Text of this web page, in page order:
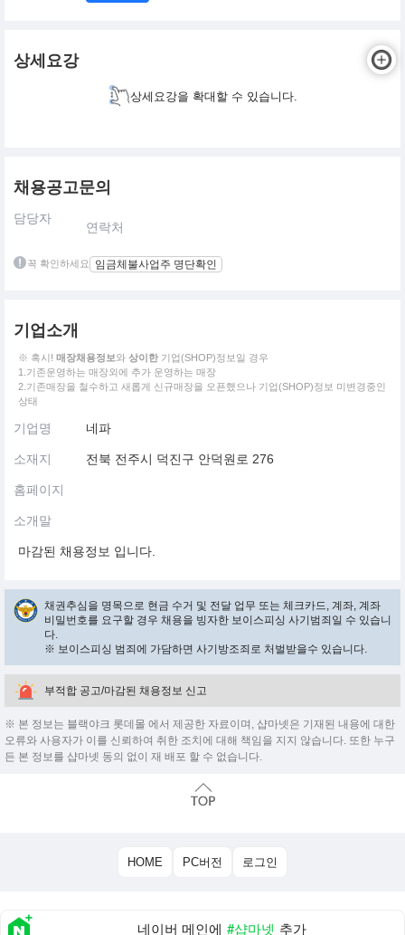
상세요강
상세요강을 확대할 수 있습니다.
채용공고문의
담당자
연락처
꼭 확인하세요 임금체불사업주 명단확인
기업소개
※ 혹시! 매장채용정보와 상이한 기업(SHOP)정보일 경우
1.기존운영하는 매장외에 추가 운영하는 매장
2.기존매장을 철수하고 새롭게 신규매장을 오픈했으나 기업(SHOP)정보 미변경중인
상태
기업명 네파
소재지 전북 전주시 덕진구 안덕원로 276
홈페이지
소개말
마감된 채용정보 입니다.
채권추심을 명목으로 현금 수거 및 전달 업무 또는 체크카드, 계좌, 계좌
비밀번호를 요구할 경우 채용을 빙자한 보이스피싱 사기범죄일 수 있습니
다.
※ 보이스피싱 범죄에 가담하면 사기방조죄로 처벌받을수 있습니다.
부적합 공고/마감된 채용정보 신고
※ 본 정보는 블랙야크 롯데몰 에서 제공한 자료이며, 샵마넷은 기재된 내용에 대한
오류와 사용자가 이를 신뢰하여 취한 조치에 대해 책임을 지지 않습니다. 또한 누구
든 본 정보를 샵마넷 동의 없이 재 배포 할 수 없습니다.
HOME PC버전 로그인
네이버 메인에 #샵마넷 추가